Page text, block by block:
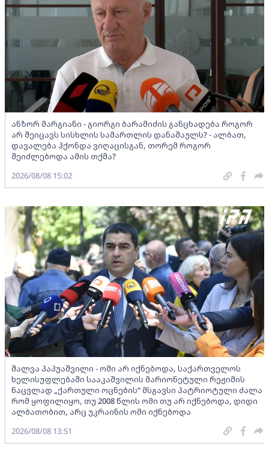
ანზორ მარგიანი - გიორგი ბარამიძის განცხადება როგორ
არ შეიცავს სისხლის სამართლის დანაშაულს? - ალბათ,
დავალება ჰქონდა ვიღაცისგან, თორემ როგორ
შეიძლებოდა ამის თქმა?
2026/08/08 15:02
შალვა პაპუაშვილი - ომი არ იქნებოდა, საქართველოს
ხელისუფლებაში სააკაშვილის მარიონეტული რეჟიმის
ნაცვლად „ქართული ოცნების“ მსგავსი პატრიოტული ძალა
რომ ყოფილიყო, თუ 2008 წლის ომი თუ არ იქნებოდა, დიდი
ალბათობით, არც უკრაინის ომი იქნებოდა
2026/08/08 13:51